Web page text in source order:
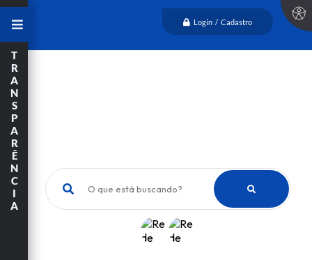
Login / Cadastro
O que está buscando?
T
R
A
N
S
P
A
R
Ê
N
C
I
A